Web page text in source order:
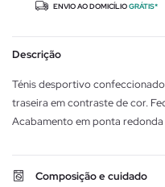
ENVIO AO DOMICÍLIOGRÁTIS*
Descrição
Ténis desportivo
traseira em contraste de cor.
Acabamento em ponta
Composição e cuidado